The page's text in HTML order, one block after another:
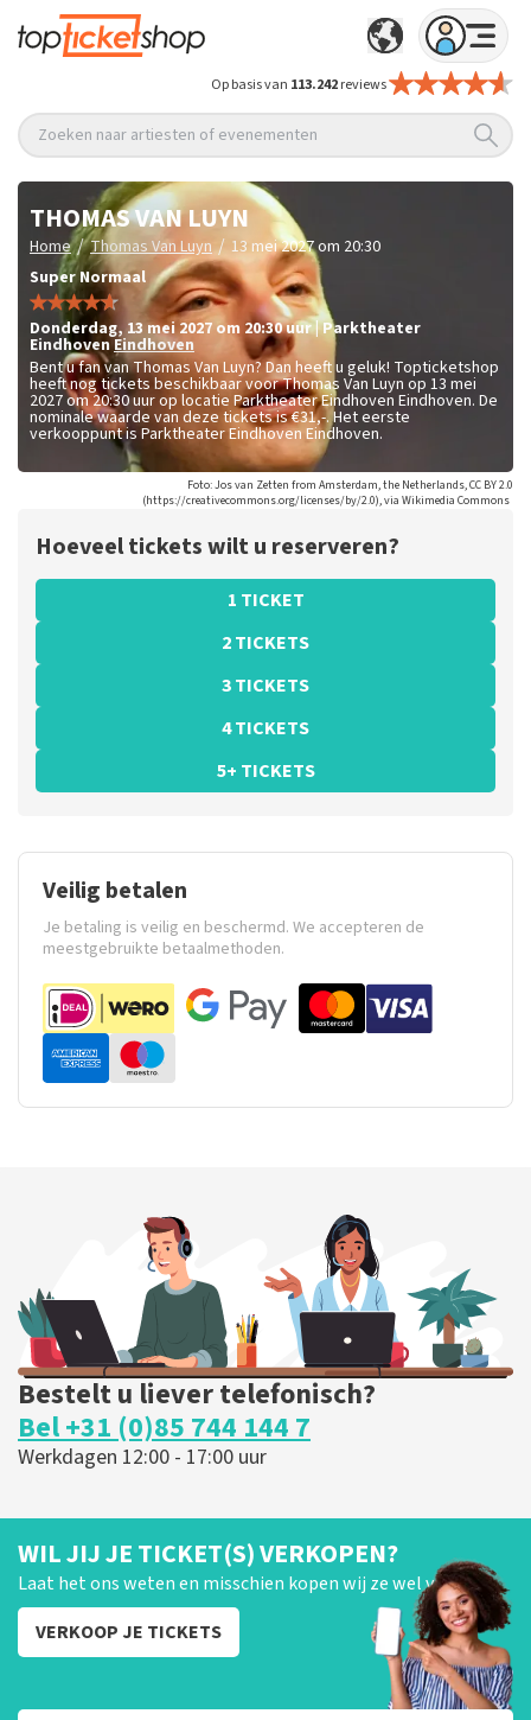
Op basis van 113.242reviews
Zoeken naar artiesten of evenementen
THOMAS VAN LUYN
Home / Thomas Van Luyn / 13 mei 2027 om 20:30
Super Normaal
donderdag, 13 mei 2027 om 20:30uur|Parktheater
EindhovenEindhoven
Bent u fan van Thomas Van Luyn? Dan heeft u geluk! Topticketshop
heeft nog tickets beschikbaar voor Thomas Van Luyn op 13 mei
2027 om 20:30 uur op locatie Parktheater Eindhoven Eindhoven. De
nominale waarde van deze tickets is€31,-. Het eerste
verkooppunt is Parktheater Eindhoven Eindhoven.
Foto: Jos van Zetten from Amsterdam, the Netherlands, CC BY 2.0
(https://creativecommons.org/licenses/by/2.0), via Wikimedia Commons
Hoeveel tickets wilt u reserveren?
1 TICKET
2 TICKETS
3 TICKETS
4 TICKETS
5+ TICKETS
Veilig betalen
Je betaling is veilig en beschermd. We accepteren de
meestgebruikte betaalmethoden.
Bestelt u liever telefonisch?
Bel +31 (0)85 744 144 7
Werkdagen 12:00 - 17:00 uur
WIL JIJ JE TICKET(S) VERKOPEN?
Laat het ons weten en misschien kopen wij ze wel van je!
VERKOOP JE TICKETS